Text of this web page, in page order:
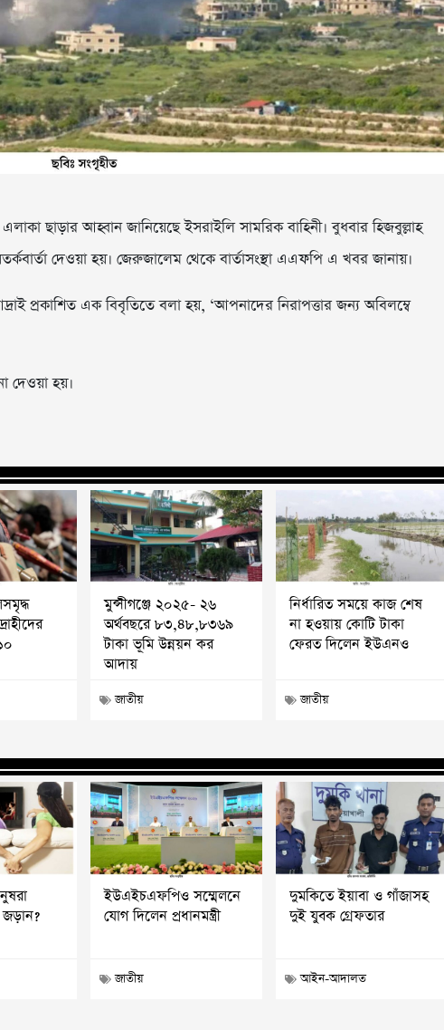
ছাড়ার আহ্বান জানিয়েছে ইসরাইলি সামরিক বাহিনী। বুধবার হিজবুল্লাহ
দেওয়া হয়। জেরুজালেম থেকে বার্তাসংস্থা এএফপি এ খবর জানায়।
প্রকাশিত এক বিবৃতিতে বলা হয়, ‘আপনাদের নিরাপত্তার জন্য অবিলম্বে
দেওয়া হয়।
মুন্সীগঞ্জে ২০২৫- ২৬
অর্থবছরে ৮৩,৪৮,৮৩৬৯
টাকা ভূমি উন্নয়ন কর
আদায়
জাতীয়
নির্ধারিত সময়ে কাজ শেষ
না হওয়ায় কোটি টাকা
ফেরত দিলেন ইউএনও
জাতীয়
জড়ান?
ইউএইচএফপিও সম্মেলনে
যোগ দিলেন প্রধানমন্ত্রী
জাতীয়
দুমকিতে ইয়াবা ও গাঁজাসহ
দুই যুবক গ্রেফতার
আইন-আদালত